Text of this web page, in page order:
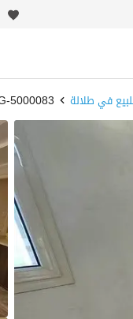
في طلالة 5000083-c6aqgG - بيوت